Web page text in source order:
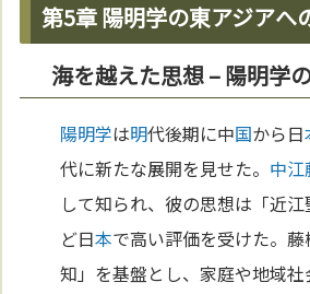
第5章 陽明学の東アジアへ
海を越えた思想 – 陽明学
陽明学は明代後期に中国から日
代に新たな展開を見せた。 中
して知られ、彼の思想は「近
ど日本で高い評価を受けた。藤
知」を基盤とし、家庭や地域